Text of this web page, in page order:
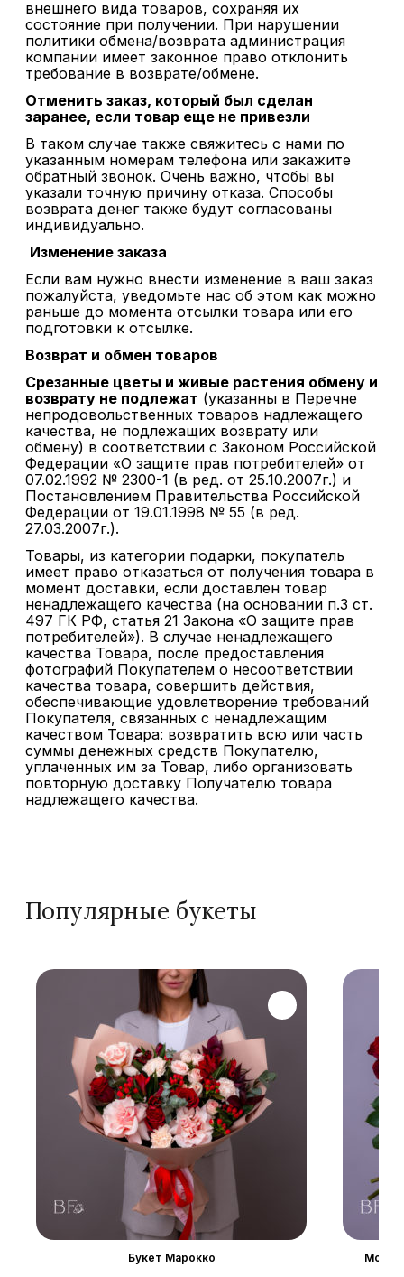
внешнего вида товаров, сохраняя их
состояние при получении. При нарушении
политики обмена/возврата администрация
компании имеет законное право отклонить
требование в возврате/обмене.
Отменить заказ, который был сделан
заранее, если товар еще не привезли
В таком случае также свяжитесь с нами по
указанным номерам телефона или закажите
обратный звонок. Очень важно, чтобы вы
указали точную причину отказа. Способы
возврата денег также будут согласованы
индивидуально.
Изменение заказа
Если вам нужно внести изменение в ваш заказ
пожалуйста, уведомьте нас об этом как можно
раньше до момента отсылки товара или его
подготовки к отсылке.
Возврат и обмен товаров
Срезанные цветы и живые растения обмену и
возврату не подлежат (указанны в Перечне
непродовольственных товаров надлежащего
качества, не подлежащих возврату или
обмену) в соответствии с Законом Российской
Федерации «О защите прав потребителей» от
07.02.1992 № 2300-1 (в ред. от 25.10.2007г.) и
Постановлением Правительства Российской
Федерации от 19.01.1998 № 55 (в ред.
27.03.2007г.).
Товары, из категории подарки, покупатель
имеет право отказаться от получения товара в
момент доставки, если доставлен товар
ненадлежащего качества (на основании п.3 ст.
497 ГК РФ, статья 21 Закона «О защите прав
потребителей»). В случае ненадлежащего
качества Товара, после предоставления
фотографий Покупателем о несоответствии
качества товара, совершить действия,
обеспечивающие удовлетворение требований
Покупателя, связанных с ненадлежащим
качеством Товара: возвратить всю или часть
суммы денежных средств Покупателю,
уплаченных им за Товар, либо организовать
повторную доставку Получателю товара
надлежащего качества.
Популярные букеты
Букет Марокко